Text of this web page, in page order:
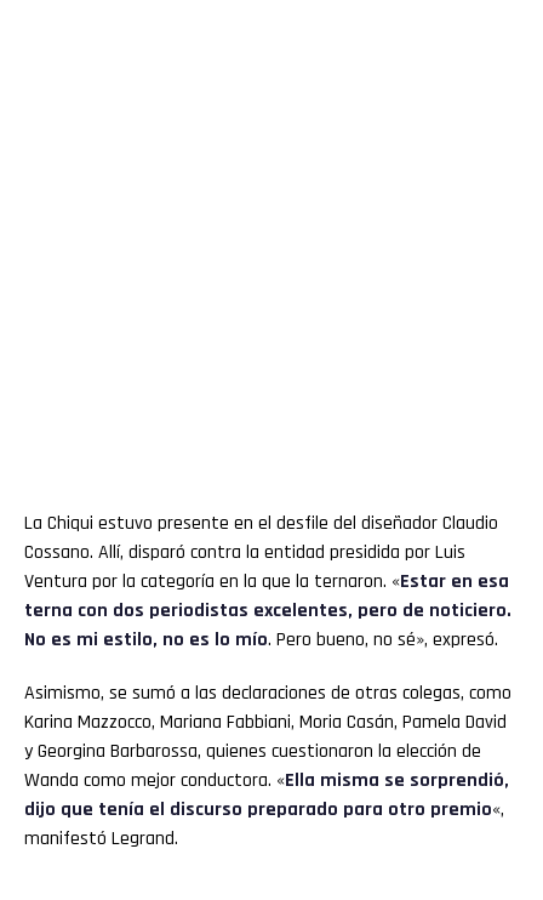
La Chiqui estuvo presente en el desfile del diseñador Claudio
Cossano. Allí, disparó contra la entidad presidida por Luis
Ventura por la categoría en la que la ternaron. «Estar en esa
terna con dos periodistas excelentes, pero de noticiero.
No es mi estilo, no es lo mío. Pero bueno, no sé», expresó.
Asimismo, se sumó a las declaraciones de otras colegas, como
Karina Mazzocco, Mariana Fabbiani, Moria Casán, Pamela David
y Georgina Barbarossa, quienes cuestionaron la elección de
Wanda como mejor conductora. «Ella misma se sorprendió,
dijo que tenía el discurso preparado para otro premio«,
manifestó Legrand.